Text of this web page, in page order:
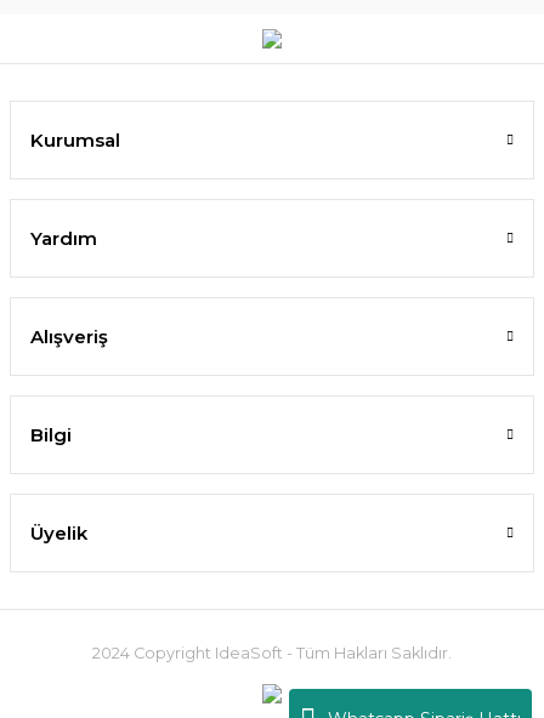
Kurumsal
Yardım
Alışveriş
Bilgi
Üyelik
2024 Copyright IdeaSoft - Tüm Hakları Saklıdır.